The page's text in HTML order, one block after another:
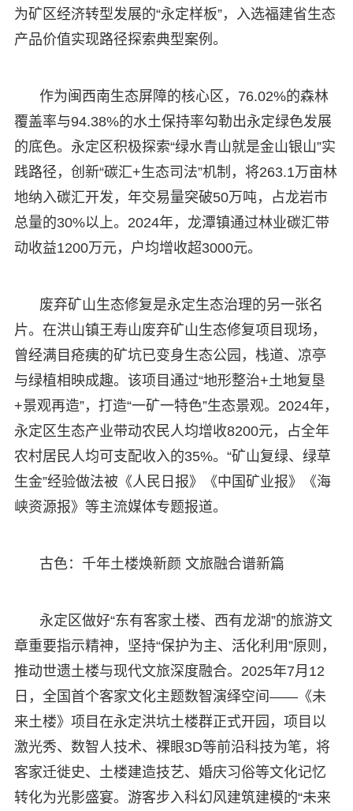
为矿区经济转型发展的“永定样板”，入选福建省生态
产品价值实现路径探索典型案例。
作为闽西南生态屏障的核心区，76.02%的森林
覆盖率与94.38%的水土保持率勾勒出永定绿色发展
的底色。永定区积极探索“绿水青山就是金山银山”实
践路径，创新“碳汇+生态司法”机制，将263.1万亩林
地纳入碳汇开发，年交易量突破50万吨，占龙岩市
总量的30%以上。2024年，龙潭镇通过林业碳汇带
动收益1200万元，户均增收超3000元。
废弃矿山生态修复是永定生态治理的另一张名
片。在洪山镇王寿山废弃矿山生态修复项目现场，
曾经满目疮痍的矿坑已变身生态公园，栈道、凉亭
与绿植相映成趣。该项目通过“地形整治+土地复垦
+景观再造”，打造“一矿一特色”生态景观。2024年，
永定区生态产业带动农民人均增收8200元，占全年
农村居民人均可支配收入的35%。“矿山复绿、绿草
生金”经验做法被《人民日报》《中国矿业报》《海
峡资源报》等主流媒体专题报道。
古色：千年土楼焕新颜 文旅融合谱新篇
永定区做好“东有客家土楼、西有龙湖”的旅游文
章重要指示精神，坚持“保护为主、活化利用”原则，
推动世遗土楼与现代文旅深度融合。2025年7月12
日，全国首个客家文化主题数智演绎空间——《未
来土楼》项目在永定洪坑土楼群正式开园，项目以
激光秀、数智人技术、裸眼3D等前沿科技为笔，将
客家迁徙史、土楼建造技艺、婚庆习俗等文化记忆
转化为光影盛宴。游客步入科幻风建筑建模的“未来